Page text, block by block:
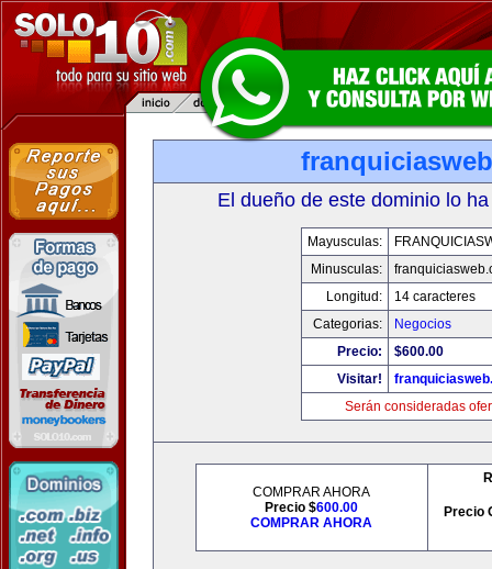
El dueño de este dominio lo
Mayusculas:
Minusculas:
Longitud:
14 caracteres
Categorias:
Negocios
Precio:
$600.00
Visitar!
Serán consideradas
COMPRAR AHORA
Precio $600.00
COMPRAR AHORA
Precio